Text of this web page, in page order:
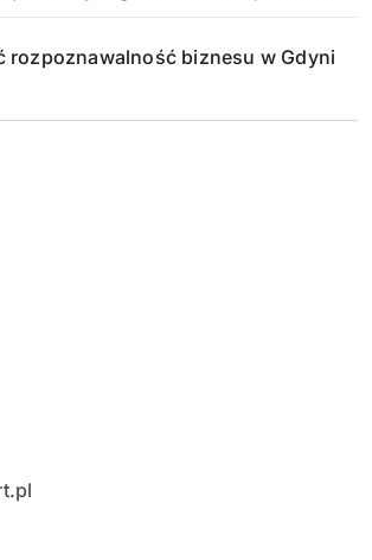
w
p
i
rozpoznawalność biznesu w Gdyni